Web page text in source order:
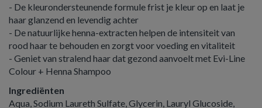
- De kleurondersteunende formule frist je kleur op en laat je
haar glanzend en levendig achter
- De natuurlijke henna-extracten helpen de intensiteit van
rood haar te behouden en zorgt voor voeding en vitaliteit
- Geniet van stralend haar dat gezond aanvoelt met Evi-Line
Colour + Henna Shampoo
Ingrediënten
Aqua, Sodium Laureth Sulfate, Glycerin, Lauryl Glucoside,